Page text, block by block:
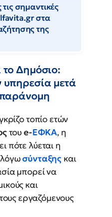
σημαντικές
στα
της
Δημόσιο:
μετά
παράνομη
τοπίο ετών
τουe-ΕΦΚΑ, η
πότε λύεται η
λόγωσύνταξης και
μπορεί να
και
εργαζόμενους